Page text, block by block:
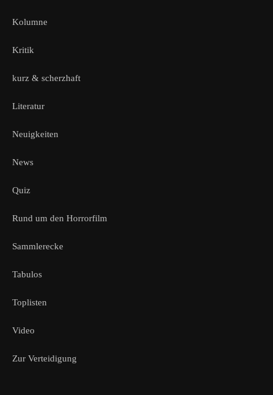
Kolumne
Kritik
kurz & scherzhaft
Literatur
Neuigkeiten
News
Quiz
Rund um den Horrorfilm
Sammlerecke
Tabulos
Toplisten
Video
Zur Verteidigung